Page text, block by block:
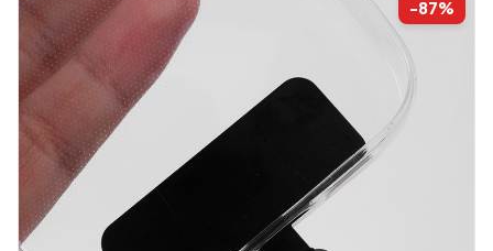
-87%